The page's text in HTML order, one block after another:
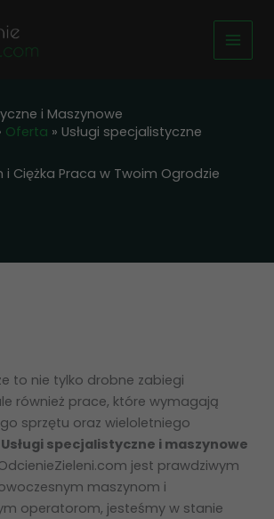
i Maszynowe
Oferta » Usługi specjalistyczne
i Ciężka Praca w Twoim Ogrodzie
to nie tylko drobne zabiegi
również prace, które wymagają
sprzętu oraz wieloletniego
Usługi specjalistyczne i maszynowe
jest prawdziwym
maszynom i
operatorom, jesteśmy w stanie